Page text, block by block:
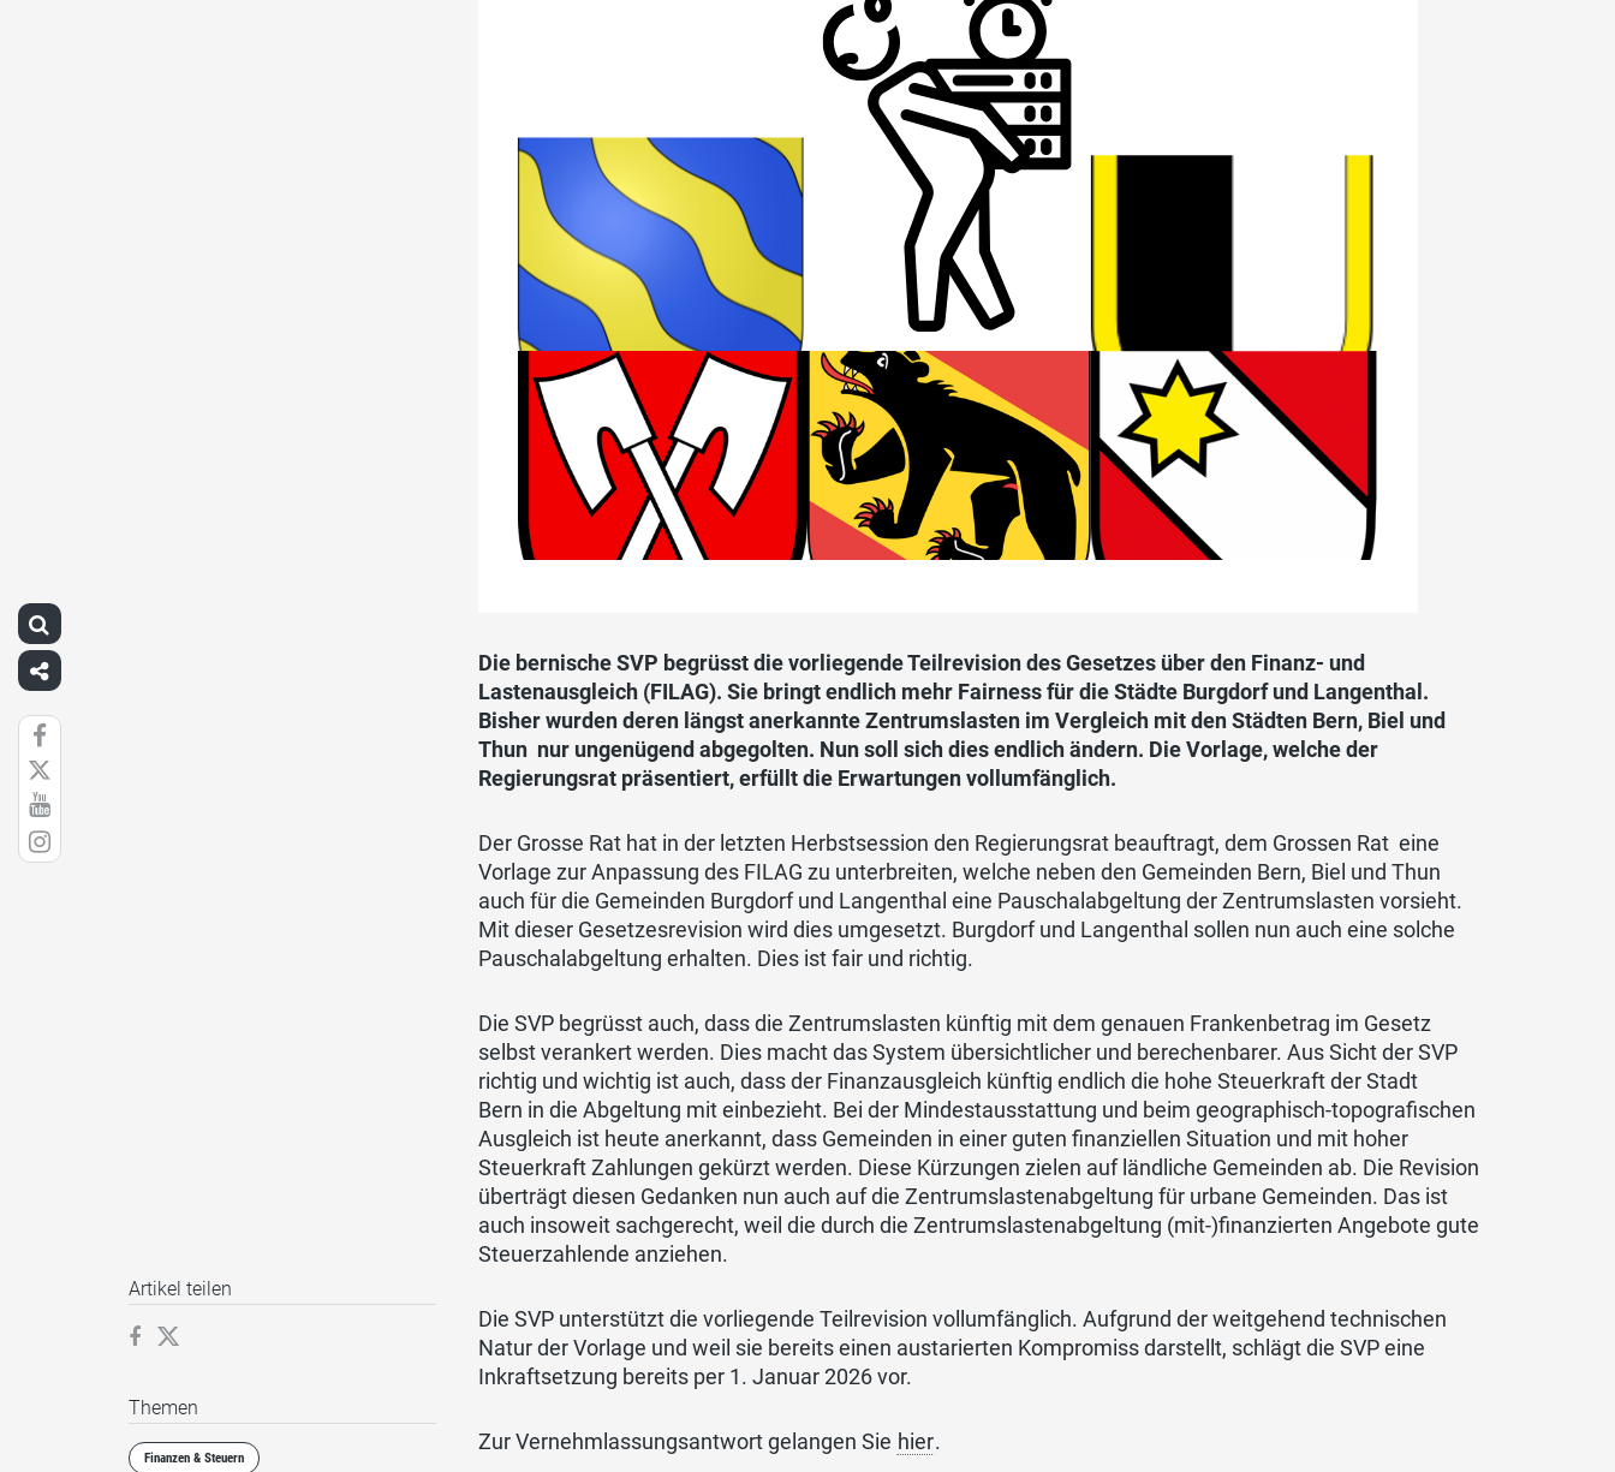
Die bernische SVP begrüsst die vorliegende Teilrevision des Gesetzes über den Finanz- und
Lastenausgleich (FILAG). Sie bringt endlich mehr Fairness für die Städte Burgdorf und Langenthal.
Bisher wurden deren längst anerkannte Zentrumslasten im Vergleich mit den Städten Bern, Biel und
Thun nur ungenügend abgegolten. Nun soll sich dies endlich ändern. Die Vorlage, welche der
Regierungsrat präsentiert, erfüllt die Erwartungen vollumfänglich.
Der Grosse Rat hat in der letzten Herbstsession den Regierungsrat beauftragt, dem Grossen Rat eine
Vorlage zur Anpassung des FILAG zu unterbreiten, welche neben den Gemeinden Bern, Biel und Thun
auch für die Gemeinden Burgdorf und Langenthal eine Pauschalabgeltung der Zentrumslasten vorsieht.
Mit dieser Gesetzesrevision wird dies umgesetzt. Burgdorf und Langenthal sollen nun auch eine solche
Pauschalabgeltung erhalten. Dies ist fair und richtig.
Die SVP begrüsst auch, dass die Zentrumslasten künftig mit dem genauen Frankenbetrag im Gesetz
selbst verankert werden. Dies macht das System übersichtlicher und berechenbarer. Aus Sicht der SVP
richtig und wichtig ist auch, dass der Finanzausgleich künftig endlich die hohe Steuerkraft der Stadt
Bern in die Abgeltung mit einbezieht. Bei der Mindestausstattung und beim geographisch-topografischen
Ausgleich ist heute anerkannt, dass Gemeinden in einer guten finanziellen Situation und mit hoher
Steuerkraft Zahlungen gekürzt werden. Diese Kürzungen zielen auf ländliche Gemeinden ab. Die Revision
überträgt diesen Gedanken nun auch auf die Zentrumslastenabgeltung für urbane Gemeinden. Das ist
auch insoweit sachgerecht, weil die durch die Zentrumslastenabgeltung (mit-)finanzierten Angebote gute
Steuerzahlende anziehen.
Die SVP unterstützt die vorliegende Teilrevision vollumfänglich. Aufgrund der weitgehend technischen
Natur der Vorlage und weil sie bereits einen austarierten Kompromiss darstellt, schlägt die SVP eine
Inkraftsetzung bereits per 1. Januar 2026 vor.
Zur Vernehmlassungsantwort gelangen Sie hier.
Artikel teilen
Themen
Finanzen & Steuern